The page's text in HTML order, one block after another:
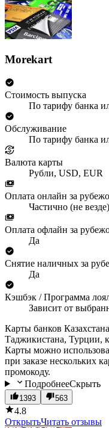
Morekart
Стоимость выпуска
По тарифу банка
Обслуживание
По тарифу банка
Валюта карты
Рубли, USD, EUR
Оплата онлайн за
Частично (не везде)
Оплата офлайн за
Да
Снятие наличных за
Да
Кэшбэк / Программа
Зависит от
Карты банков
Таджикистана, Турции,
Карты можно
при заказе нескольких
промокоду.
ПодробнееСкрыть
1393 563
4.8
ОткрытьЧитать отзывы